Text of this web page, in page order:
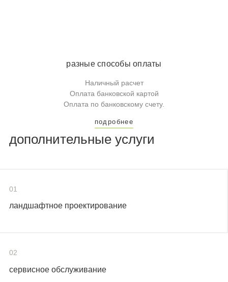
разные способы оплаты
Наличный расчет
Оплата банковской картой
Оплата по банковскому счету.
подробнее
дополнительные услуги
01
ландшафтное проектирование
02
сервисное обслуживание